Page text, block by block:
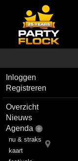
Inloggen
Registreren
Overzicht
Nieuws
Agenda
nu & straks
kaart